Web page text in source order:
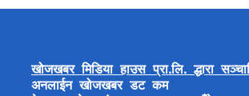
खोजखबर मिडिया हाउस प्रा.लि. द्धारा
अनलाईन खोजखबर डट कम